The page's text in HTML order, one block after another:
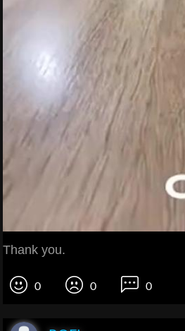
Thank you.
0 0 0